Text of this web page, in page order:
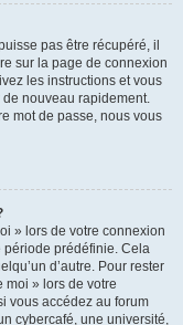
pas être récupéré, il
sur la page de connexion
les instructions et vous
nouveau rapidement.
mot de passe, nous vous
» lors de votre connexion
période prédéfinie. Cela
d’autre. Pour rester
moi » lors de votre
vous accédez au forum
cybercafé, une université,